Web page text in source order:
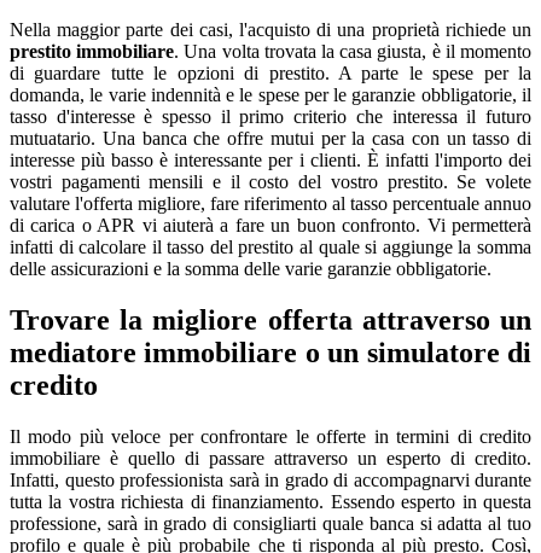
Nella maggior parte dei casi, l'acquisto di una proprietà richiede un
prestito immobiliare. Una volta trovata la casa giusta, è il momento
di guardare tutte le opzioni di prestito. A parte le spese per la
domanda, le varie indennità e le spese per le garanzie obbligatorie, il
tasso d'interesse è spesso il primo criterio che interessa il futuro
mutuatario. Una banca che offre mutui per la casa con un tasso di
interesse più basso è interessante per i clienti. È infatti l'importo dei
vostri pagamenti mensili e il costo del vostro prestito. Se volete
valutare l'offerta migliore, fare riferimento al tasso percentuale annuo
di carica o APR vi aiuterà a fare un buon confronto. Vi permetterà
infatti di calcolare il tasso del prestito al quale si aggiunge la somma
delle assicurazioni e la somma delle varie garanzie obbligatorie.
Trovare la migliore offerta attraverso un
mediatore immobiliare o un simulatore di
credito
Il modo più veloce per confrontare le offerte in termini di credito
immobiliare è quello di passare attraverso un esperto di credito.
Infatti, questo professionista sarà in grado di accompagnarvi durante
tutta la vostra richiesta di finanziamento. Essendo esperto in questa
professione, sarà in grado di consigliarti quale banca si adatta al tuo
profilo e quale è più probabile che ti risponda al più presto. Così,